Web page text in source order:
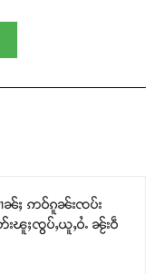
ၼ်ႈ ဢဝ်ၵူၼ်းၸပ်း
ၽူႈၸွပ်ႇယူႇဝႆႉ ၼႂ်းဝဵ